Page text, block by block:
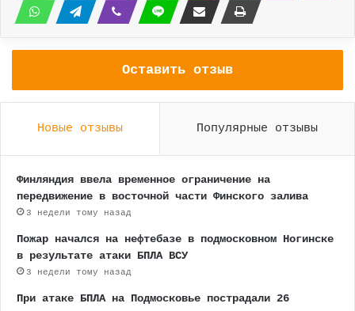
Оставить отзыв
Новые отзывы Популярные отзывы
Финляндия ввела временное ограничение на
передвижение в восточной части Финского залива
3 недели тому назад
Пожар начался на нефтебазе в подмосковном Ногинске
в результате атаки БПЛА ВСУ
3 недели тому назад
При атаке БПЛА на Подмосковье пострадали 26